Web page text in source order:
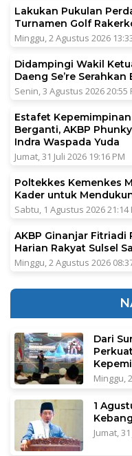
Lakukan Pukulan
Turnamen Golf
Minggu, 2 Agustus 2026
Didampingi Wakil
Daeng Se’re
Senin, 3 Agustus 2026 20:55
Estafet
Berganti, AKBP
Indra Waspada Yuda
Jumat, 31 Juli 2026 19:16 PM
Poltekkes Kemenkes
Kader untuk
Sabtu, 1 Agustus 2026 21:14
AKBP Ginanjar Fitriadi
Harian Rakyat Sulsel
Minggu, 2 Agustus 2026
Dari
Minggu,
1
Jumat,